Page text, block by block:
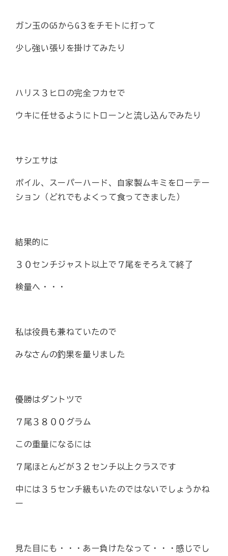
ガン玉のG5からG３をチモトに打って
少し強い張りを掛けてみたり
ハリス３ヒロの完全フカセで
ウキに任せるようにトローンと流し込んでみたり
サシエサは
ボイル、スーパーハード、自家製ムキミをローテー
ション（どれでもよくって食ってきました）
結果的に
３０センチジャスト以上で７尾をそろえて終了
検量へ・・・
私は役員も兼ねていたので
みなさんの釣果を量りました
優勝はダントツで
７尾３８００グラム
この重量になるには
７尾ほとんどが３２センチ以上クラスです
中には３５センチ級もいたのではないでしょうかね
ー
見た目にも・・・あー負けたなって・・・感じでし